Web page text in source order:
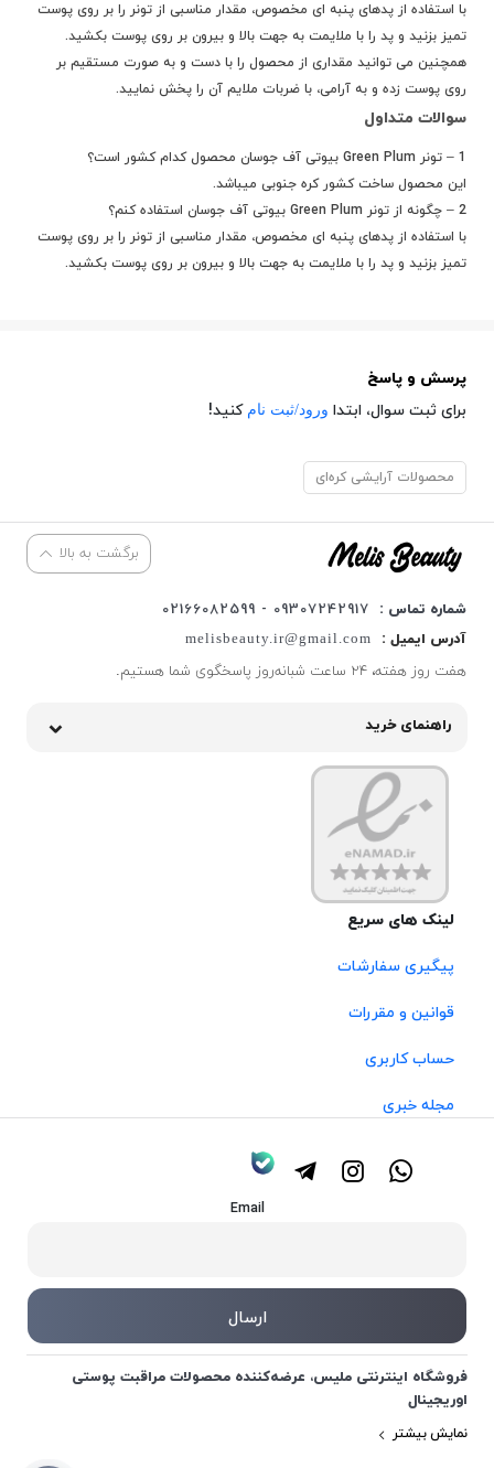
با استفاده از پدهای پنبه ای مخصوص، مقدار مناسبی از تونر را بر روی پوست
تمیز بزنید و پد را با ملایمت به جهت بالا و بیرون بر روی پوست بکشید.
همچنین می توانید مقداری از محصول را با دست و به صورت مستقیم بر
روی پوست زده و به آرامی، با ضربات ملایم آن را پخش نمایید.
سوالات متداول
1 – تونر Green Plum بیوتی آف جوسان
محصول کدام کشور است؟
این محصول ساخت کشورکره جنوبی میباشد.
2 – چگونه از تونر Green Plum بیوتی آف جوسان استفاده کنم؟
با استفاده از پدهای پنبه ای مخصوص، مقدار مناسبی از تونر را بر روی پوست
تمیز بزنید و پد را با ملایمت به جهت بالا و بیرون بر روی پوست بکشید.
پرسش و پاسخ
برای ثبت سوال، ابتدا ورود/ثبت نام کنید!
محصولات آرایشی کره‌ای
برگشت به بالا
شماره تماس :
09307242917 - 02166082599
آدرس ایمیل :
melisbeauty.ir@gmail.com
هفت روز هفته، ۲۴ ساعت شبانه‌روز پاسخگوی شما هستیم.
راهنمای خرید
لینک های سریع
پیگیری سفارشات
قوانین و مقررات
حساب کاربری
مجله خبری
Email
فروشگاه اینترنتی ملیس، عرضه‌کننده محصولات مراقبت پوستی
اوریجینال
نمایش بیشتر